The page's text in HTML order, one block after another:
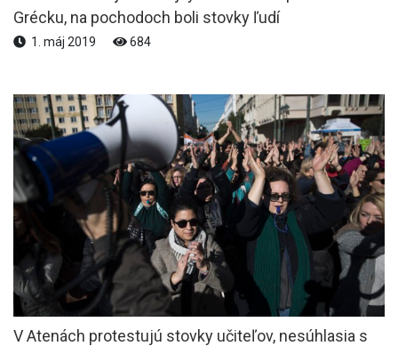
Grécku, na pochodoch boli stovky ľudí
1. máj 2019 684
V Atenách protestujú stovky učiteľov, nesúhlasia s